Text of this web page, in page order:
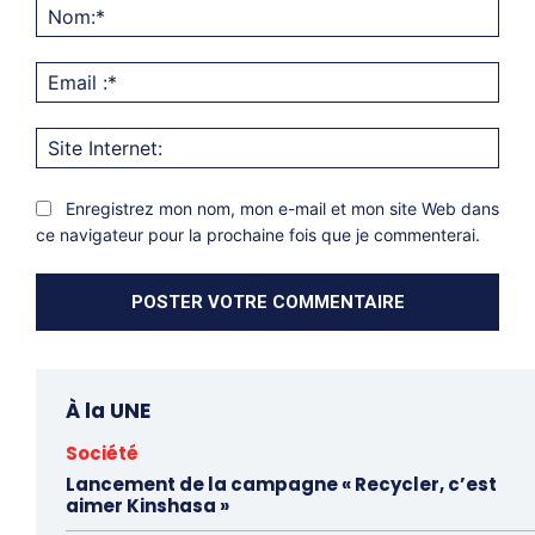
:*
Enregistrez mon nom, mon e-mail et mon site Web dans
ce navigateur pour la prochaine fois que je commenterai.
À la UNE
Société
Lancement de la campagne « Recycler, c’est
aimer Kinshasa »